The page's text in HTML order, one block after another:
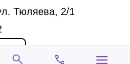
Тюляева, 2/1